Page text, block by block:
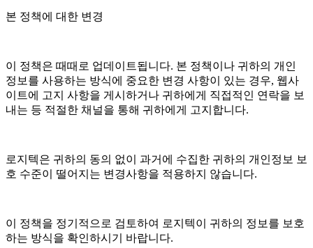
본 정책에 대한 변경
이 정책은 때때로 업데이트됩니다. 본 정책이나 귀하의 개인
정보를 사용하는 방식에 중요한 변경 사항이 있는 경우, 웹사
이트에 고지 사항을 게시하거나 귀하에게 직접적인 연락을 보
내는 등 적절한 채널을 통해 귀하에게 고지합니다.
로지텍은 귀하의 동의 없이 과거에 수집한 귀하의 개인정보 보
호 수준이 떨어지는 변경사항을 적용하지 않습니다.
이 정책을 정기적으로 검토하여 로지텍이 귀하의 정보를 보호
하는 방식을 확인하시기 바랍니다.